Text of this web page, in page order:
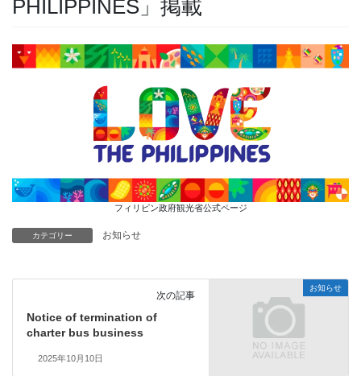
PHILIPPINES」掲載
フィリピン政府観光省公式ページ
カテゴリー お知らせ
お知らせ
次の記事
Notice of termination of
charter bus business
2025年10月10日